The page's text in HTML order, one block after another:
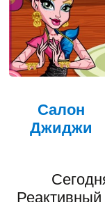
Салон
Джиджи